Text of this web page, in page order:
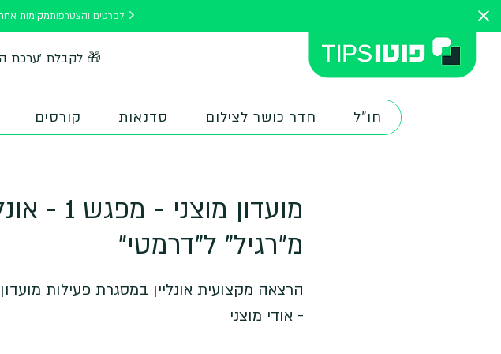
מקומות
🎁 לקבלת 'ערכת
חו"ל חדר כושר לצילום סדנאות קורסים
מועדון
מ"רגיל" ל"דרמטי"
הרצאה מקצועית אונליין במסגרת פעילות
- אודי מוצני